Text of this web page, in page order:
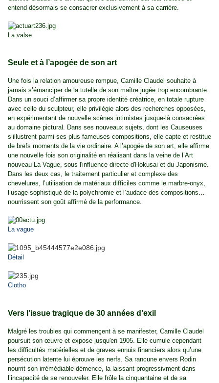
entend désormais se consacrer exclusivement à sa carrière.
La valse
Seule et à l’apogée de son art
Une fois la relation amoureuse rompue, Camille Claudel souhaite à
jamais s’émanciper de la tutelle de son maître jugée trop encombrante.
Dans un souci d’affirmer sa propre identité créatrice, en totale rupture
avec celle du sculpteur, elle privilégie alors des recherches opposées,
en expérimentant de nouvelle scènes intimistes jusque-là consacrées
au domaine pictural. Dans ses nouveaux sujets, dont les Causeuses
s’illustrent parmi ses plus fameuses compositions, elle capte et restitue
de brefs moments de la vie ordinaire. A l’apogée de son art, elle affirme
une nouvelle fois son originalité en réalisant dans la veine de l’Art
nouveau La Vague, sous l'influence directe d'Hokusai et du Japonisme.
Dans les deux cas, le traitement particulier et complexe des
chevelures, l’utilisation de matériaux difficiles comme le marbre-onyx,
l’usage sophistiqué de la polychromie et l’audace des compositions…
nourrissent son goût affirmé de la performance.
La vague
Détail
Clotho
Vers l’issue tragique de 30 années d’exil
Malgré les troubles qui commençent à se manifester, Camille Claudel
poursuit son œuvre et expose jusqu'en 1905. Elle cumule cependant
les difficultés matérielles et de graves ennuis financiers alors qu’une
persécution latente lui éprouve les nerfs. Sa rancune envers Rodin
nourrit son irrémédiable démence, la laissant progressivment dans
l’incapacité de se renouveler. Elle frôle la cinquantaine et de sa